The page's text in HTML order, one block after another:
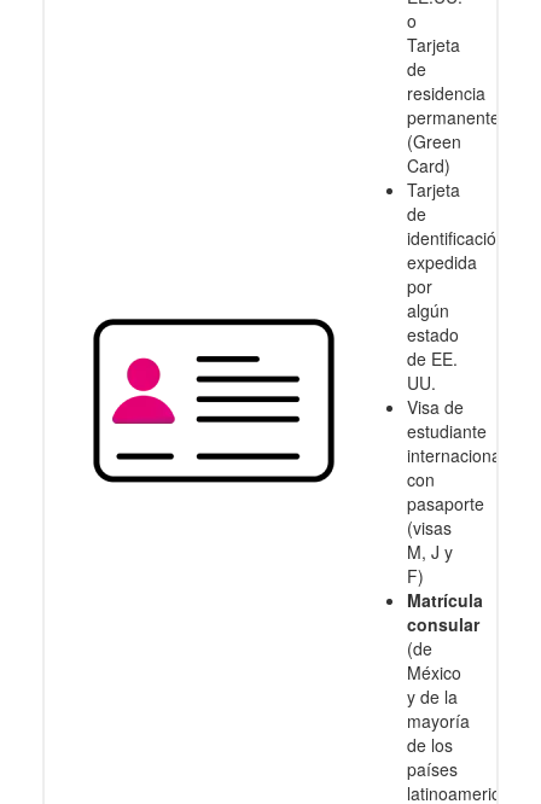
o
Tarjeta
de
residencia
permanente
(Green
Card)
Tarjeta
de
identificación
expedida
por
algún
estado
de EE.
UU.
Visa de
estudiante
internacional
con
pasaporte
(visas
M, J y
F)
Matrícula
consular
(de
México
y de la
mayoría
de los
países
latinoamericanos,